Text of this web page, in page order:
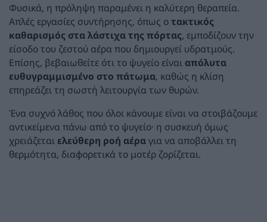
Φυσικά, η πρόληψη παραμένει η καλύτερη θεραπεία.
Απλές εργασίες συντήρησης, όπως οτακτικός
καθαρισμός στα λάστιχα της πόρτας, εμποδίζουν την
είσοδο του ζεστού αέρα που δημιουργεί υδρατμούς.
Επίσης, βεβαιωθείτε ότι το ψυγείο είναι απόλυτα
ευθυγραμμισμένο στο πάτωμα, καθώς η κλίση
επηρεάζει τη σωστή λειτουργία των θυρών.
Ένα συχνό λάθος που όλοι κάνουμε είναι να στοιβάζουμε
αντικείμενα πάνω από το ψυγείο· η συσκευή όμως
χρειάζεταιελεύθερη ροή αέραγια να αποβάλλει τη
θερμότητα, διαφορετικά το μοτέρ ζορίζεται.